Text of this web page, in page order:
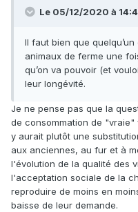
Le 05/12/2020 à
Il faut bien que
animaux de ferme une
qu’on va pouvoir (et
leur longévité.
Je ne pense pas que la
de consommation de
y aurait plutôt une
aux anciennes, au fur et à
l'évolution de la qualité des
l'acceptation sociale de la
reproduire de moins en
baisse de leur demande.